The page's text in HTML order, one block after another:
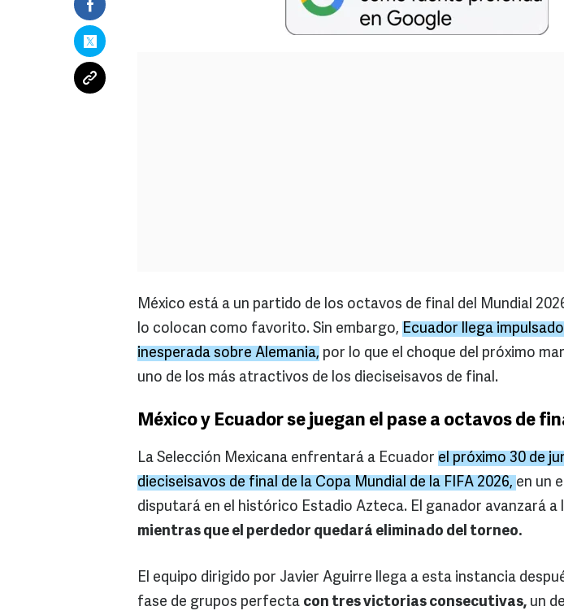
México está a un partido de los octavos de final del Mundial
lo colocan como favorito. Sin embargo, Ecuador llega
inesperada sobre Alemania, por lo que el choque del próximo
uno de los más atractivos de los dieciseisavos de final.
México y Ecuador se juegan el pase a octavos de
La Selección Mexicana enfrentará a Ecuador el próximo 30 de
dieciseisavos de final de la Copa Mundial de la FIFA 2026, en un
disputará en el histórico Estadio Azteca. El ganador avanzará a
mientras que el perdedor quedará eliminado del torneo.
El equipo dirigido por Javier Aguirre llega a esta instancia
fase de grupos perfecta con tres victorias consecutivas, un